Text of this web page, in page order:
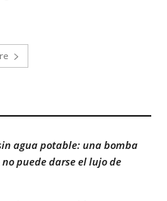
agua potable: una bomba
puede darse el lujo de